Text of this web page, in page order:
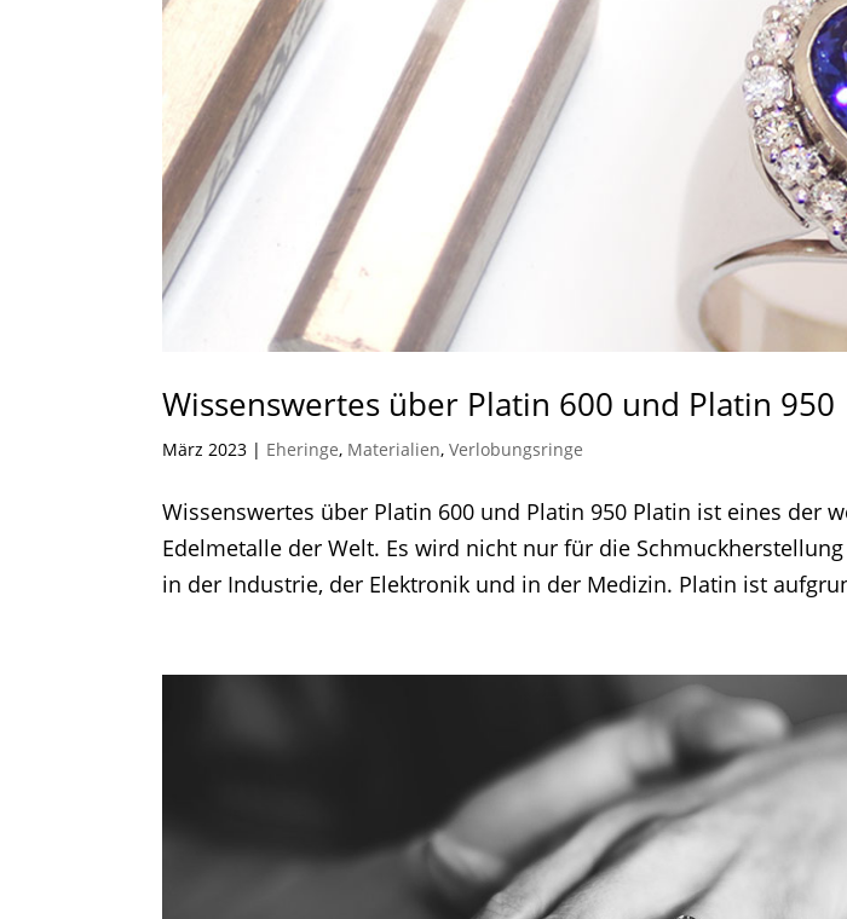
Wissenswertes über Platin 600 und Platin 950
März 2023 | Eheringe, Materialien,Verlobungsringe
Wissenswertes über Platin 600 und Platin 950 Platin ist eines der
Edelmetalle der Welt. Es wird nicht nur für die
in der Industrie, der Elektronik und in der Medizin. Platin ist